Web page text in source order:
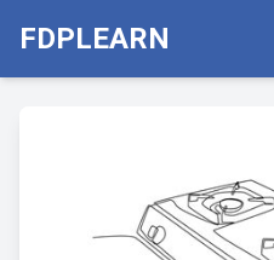
FDPLEARN